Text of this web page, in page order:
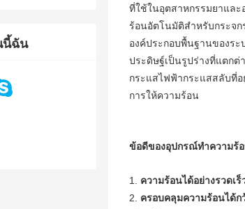
นี้ฉัน
ที่ใช้ในอุตสาหกรรมยาแล
ร้อนอัตโนมัติสำหรับกระจก
องค์ประกอบพื้นฐานของร
ประดิษฐ์เป็นรูปร่างที่แตก
กระแสไฟฟ้ากระแสสลับที่
การให้ความร้อน
ข้อดีของอุปกรณ์ทำความร้
1. ความร้อนได้อย่างรวดเร็
2. ครอบคลุมความร้อนได้ก